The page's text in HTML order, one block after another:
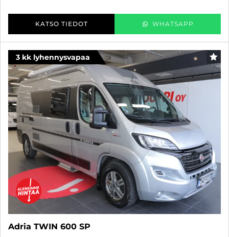
KATSO TIEDOT WHATSAPP
3 kk lyhennysvapaa
Adria TWIN 600 SP